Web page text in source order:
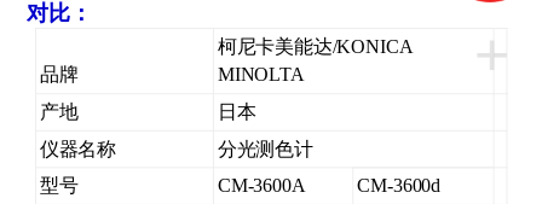
对比：
+
品牌
柯尼卡美能达/KONICA
MINOLTA
产地 日本
仪器名称
分光测色计
型号
CM-3600A CM-3600d